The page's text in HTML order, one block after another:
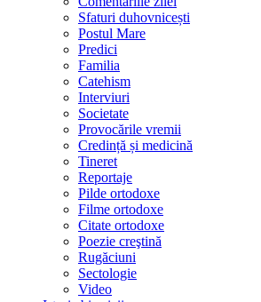
Sfaturi duhovnicești
Postul Mare
Predici
Familia
Catehism
Interviuri
Societate
Provocările vremii
Credință și medicină
Tineret
Reportaje
Pilde ortodoxe
Filme ortodoxe
Citate ortodoxe
Poezie creştină
Rugăciuni
Sectologie
Video